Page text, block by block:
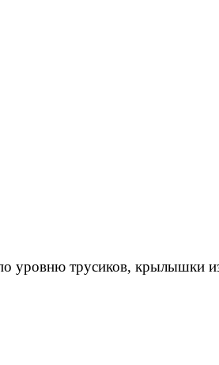
уровню трусиков, крылышки